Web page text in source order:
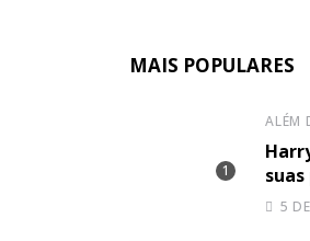
MAIS POPULARES
ALÉM
5